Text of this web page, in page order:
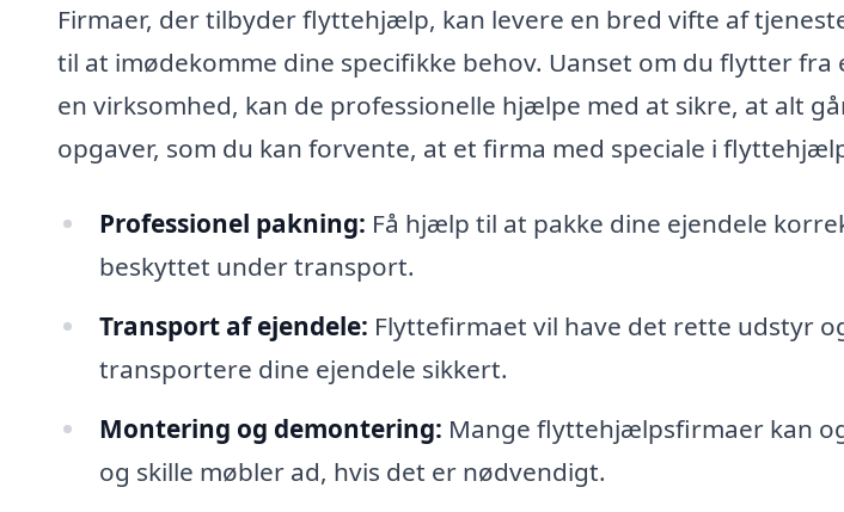
Firmaer, der tilbyder flyttehjælp, kan levere en bred vifte af
til at imødekomme dine specifikke behov. Uanset om du flytter fra
en virksomhed, kan de professionelle hjælpe med at sikre, at alt
opgaver, som du kan forvente, at et firma med speciale i
Professionel pakning: Få hjælp til at pakke dine ejendele
beskyttet under transport.
Transport af ejendele: Flyttefirmaet vil have det rette udstyr
transportere dine ejendele sikkert.
Montering og demontering: Mange flyttehjælpsfirmaer kan
og skille møbler ad, hvis det er nødvendigt.